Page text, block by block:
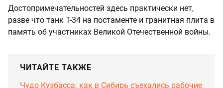
Достопримечательностей здесь практически нет,
разве что танк Т-34 на постаменте и гранитная плита в
память об участниках Великой Отечественной войны.
ЧИТАЙТЕ ТАКЖЕ
Чудо Кузбасса: как в Сибирь съехались рабочие